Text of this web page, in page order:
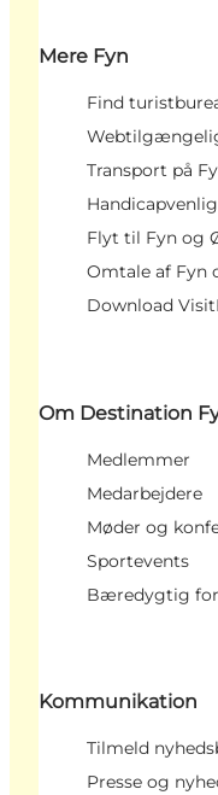
Mere Fyn
Find
Transport på
Flyt til Fyn og
Omtale af Fyn
Download
Om Destination
Medlemmer
Medarbejdere
Møder og
Sportevents
Bæredygtig
Kommunikation
Tilmeld
Presse og